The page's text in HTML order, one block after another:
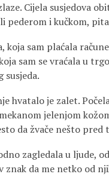
Cijela susjedova
pederom i kučkom,
koja sam plaćala
sam se vraćala u
susjeda.
hvatalo je zalet.
jelenjom
da žvače nešto
zagledala u ljude,
znak da me netko od